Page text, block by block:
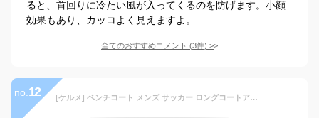
ると、首回りに冷たい風が入ってくるのを防げます。小顔
効果もあり、カッコよく見えますよ。
全てのおすすめコメント (3件) >
no. 12 [ケルメ] ベンチコート メンズ サッカー ロングコートアウトドアコートトレーニング (ブラック, L)